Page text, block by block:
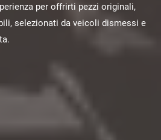
per offrirti pezzi originali,
selezionati da veicoli dismessi e